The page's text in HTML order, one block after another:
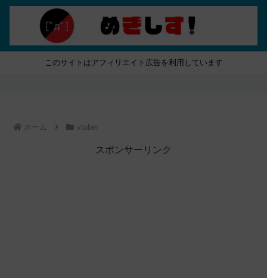
このサイトはアフィリエイト広告を利用しています
ホーム vtuber
スポンサーリンク